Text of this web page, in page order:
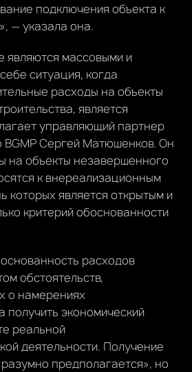
подключения объекта к
— указала она.
массовыми и
ситуация, когда
расходы на объекты
является
управляющий партнер
BGMP Сергей Матюшенков. Он
на объекты незавершенного
к внереализационным
которых является открытым и
критерий обоснованности
расходов
обстоятельств,
о намерениях
получить экономический
реальной
деятельности. Получение
предполагается», но